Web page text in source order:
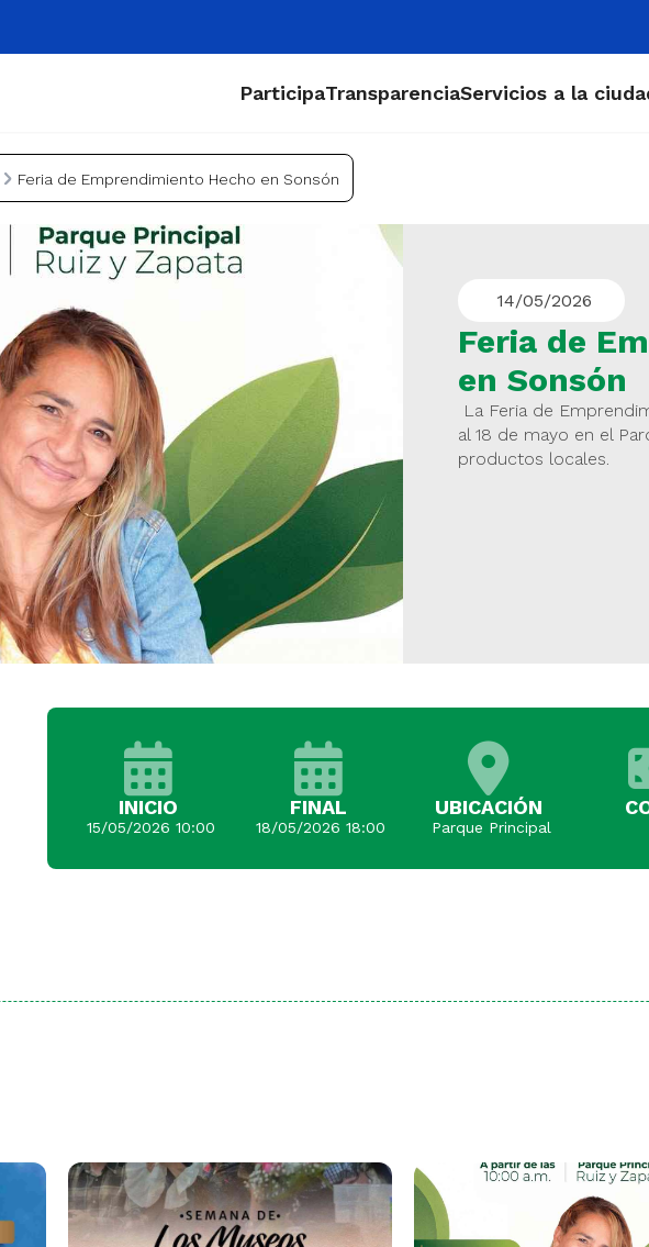
ParticipaTransparenciaServicios a la
Feria de Emprendimiento Hecho en Sonsón
14/05/2026
Feria de
en Sonsón
La Feria de
al 18 de mayo en el
productos locales.
INICIO
15/05/2026 10:00
FINAL
18/05/2026 18:00
UBICACIÓN
Parque Principal